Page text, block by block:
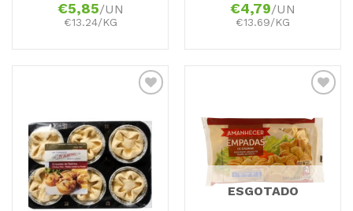
€5,85/UN
€13.24/KG
€4,79/UN
€13.69/KG
aos
Favoritos
Adicionar
aos
Favoritos
ESGOTADO